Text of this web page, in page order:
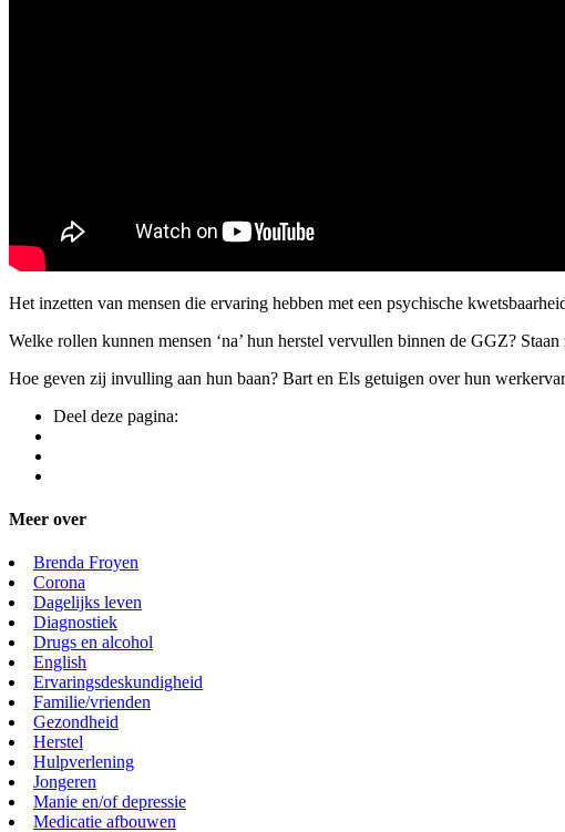
Het inzetten van mensen die ervaring hebben met een psychische
Welke rollen kunnen mensen ‘na’ hun herstel vervullen binnen de GGZ? Staan
Hoe geven zij invulling aan hun baan? Bart en Els getuigen over hun
Deel deze pagina:
Meer over
Brenda Froyen
Corona
Dagelijks leven
Diagnostiek
Drugs en alcohol
English
Ervaringsdeskundigheid
Familie/vrienden
Gezondheid
Herstel
Hulpverlening
Jongeren
Manie en/of depressie
Medicatie afbouwen